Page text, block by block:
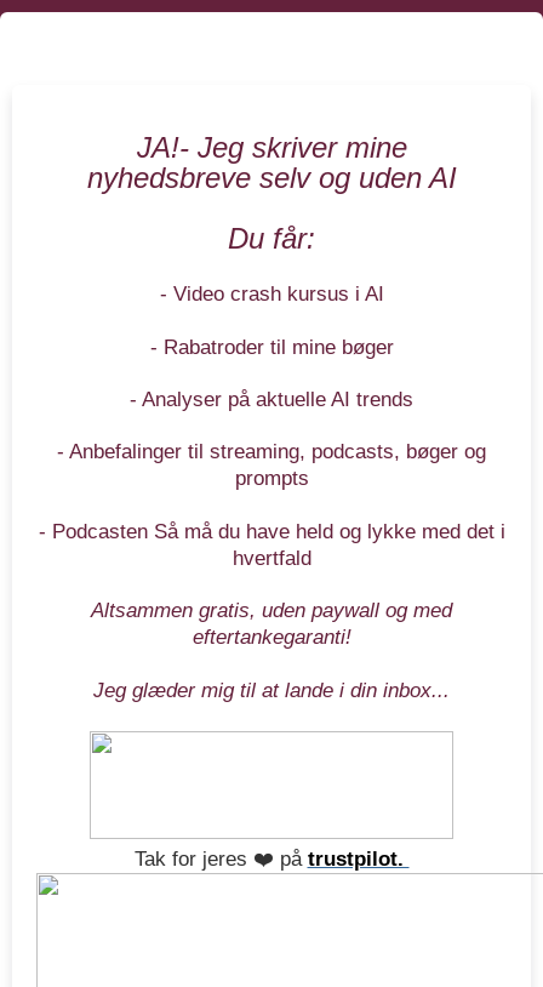
JA!- Jeg skriver mine
nyhedsbreve selv og uden AI
Du får:
- Video crash kursus i AI
- Rabatroder til mine bøger
- Analyser på aktuelle AI trends
- Anbefalinger til streaming, podcasts, bøger og
prompts
- Podcasten Så må du have held og lykke med det i
hvertfald
Altsammen gratis, uden paywall og med
eftertankegaranti!
Jeg glæder mig til at lande i din inbox...
Tak for jeres ❤️ på trustpilot.